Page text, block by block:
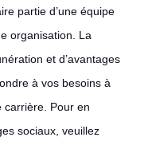
partie d’une équipe
organisation. La
et d’avantages
à vos besoins à
carrière. Pour en
sociaux, veuillez